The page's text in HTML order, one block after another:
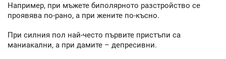
Например, при мъжете биполярното разстройство се
проявява по-рано, а при жените по-късно.
При силния пол най-често първите пристъпи са
маниакални, а при дамите – депресивни.